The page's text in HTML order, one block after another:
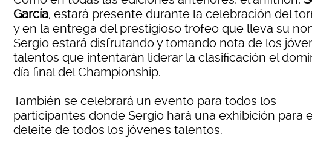
García, estará presente durante la celebración del
y en la entrega del prestigioso trofeo que lleva su
Sergio estará disfrutando y tomando nota de los
talentos que intentarán liderar la clasificación el
día final del Championship.
También se celebrará un evento para todos los
participantes donde Sergio hará una exhibición para
deleite de todos los jóvenes talentos.